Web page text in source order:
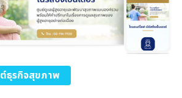
ต์ธุรกิจสุขภาพ